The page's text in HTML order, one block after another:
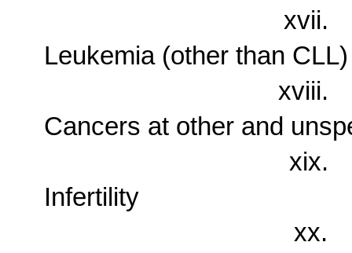
xvii.
Leukemia (other than CLL)
xviii.
Cancers at other and
xix.
Infertility
xx.